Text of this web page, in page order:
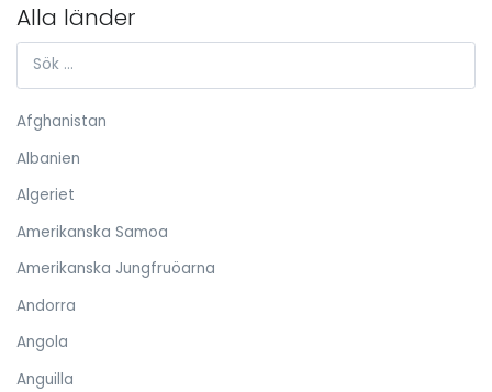
Alla länder
Afghanistan
Albanien
Algeriet
Amerikanska Samoa
Amerikanska Jungfruöarna
Andorra
Angola
Anguilla